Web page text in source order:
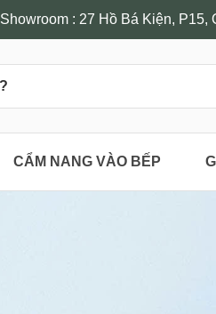
Showroom : 27 Hồ Bá Kiện, P15,
CẨM NANG VÀO BẾP